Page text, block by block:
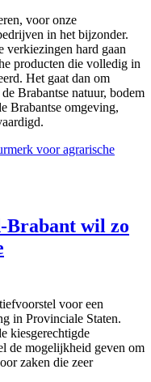
voor onze
in het bijzonder.
hard gaan
producten die volledig in
Het gaat dan om
Brabantse natuur, bodem
Brabantse omgeving,
voor agrarische
Brabant wil zo
voor een
in Provinciale Staten.
kiesgerechtigde
de mogelijkheid geven om
zaken die zeer